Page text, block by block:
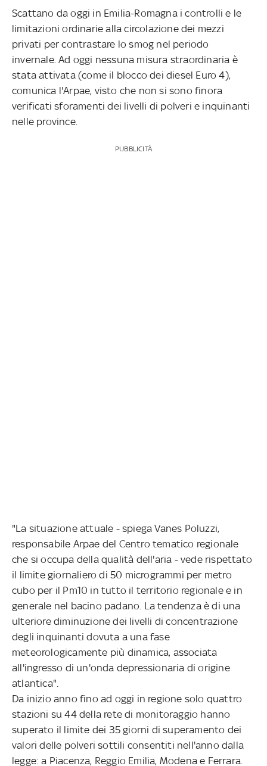
Scattano da oggi in Emilia-Romagna i controlli e le
limitazioni ordinarie alla circolazione dei mezzi
privati per contrastare lo smog nel periodo
invernale. Ad oggi nessuna misura straordinaria è
stata attivata (come il blocco dei diesel Euro 4),
comunica l'Arpae, visto che non si sono finora
verificati sforamenti dei livelli di polveri e inquinanti
nelle province.
PUBBLICITÀ
"La situazione attuale - spiega Vanes Poluzzi,
responsabile Arpae del Centro tematico regionale
che si occupa della qualità dell'aria - vede rispettato
il limite giornaliero di 50 microgrammi per metro
cubo per il Pm10 in tutto il territorio regionale e in
generale nel bacino padano. La tendenza è di una
ulteriore diminuzione dei livelli di concentrazione
degli inquinanti dovuta a una fase
meteorologicamente più dinamica, associata
all'ingresso di un'onda depressionaria di origine
atlantica".
Da inizio anno fino ad oggi in regione solo quattro
stazioni su 44 della rete di monitoraggio hanno
superato il limite dei 35 giorni di superamento dei
valori delle polveri sottili consentiti nell'anno dalla
legge: a Piacenza, Reggio Emilia, Modena e Ferrara.